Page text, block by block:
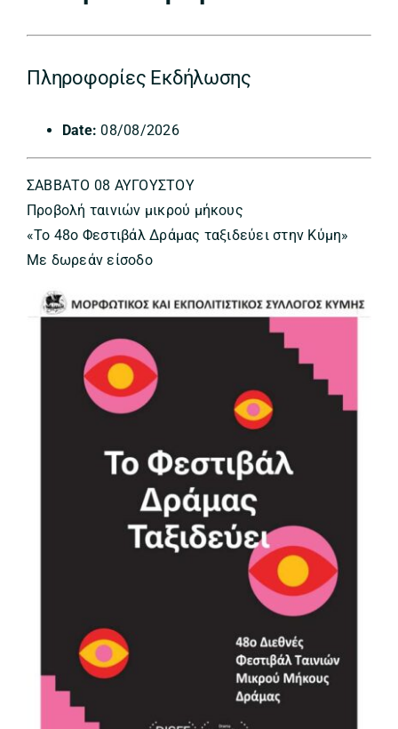
Πληροφορίες Εκδήλωσης
Date: 08/08/2026
ΣΑΒΒΑΤΟ 08 ΑΥΓΟΥΣΤΟΥ
Προβολή ταινιών μικρού μήκους
«Το 48ο Φεστιβάλ Δράμας ταξιδεύει στην Κύμη»
Με δωρεάν είσοδο